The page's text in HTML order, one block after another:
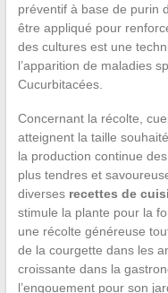
préventif à base de purin
être appliqué pour
des cultures est une
l’apparition de maladies
Cucurbitacées.
Concernant la récolte,
atteignent la taille
la production continue
plus tendres et
diverses recettes de
stimule la plante pour la
une récolte généreuse
de la courgette dans les
croissante dans la
l’engouement pour son